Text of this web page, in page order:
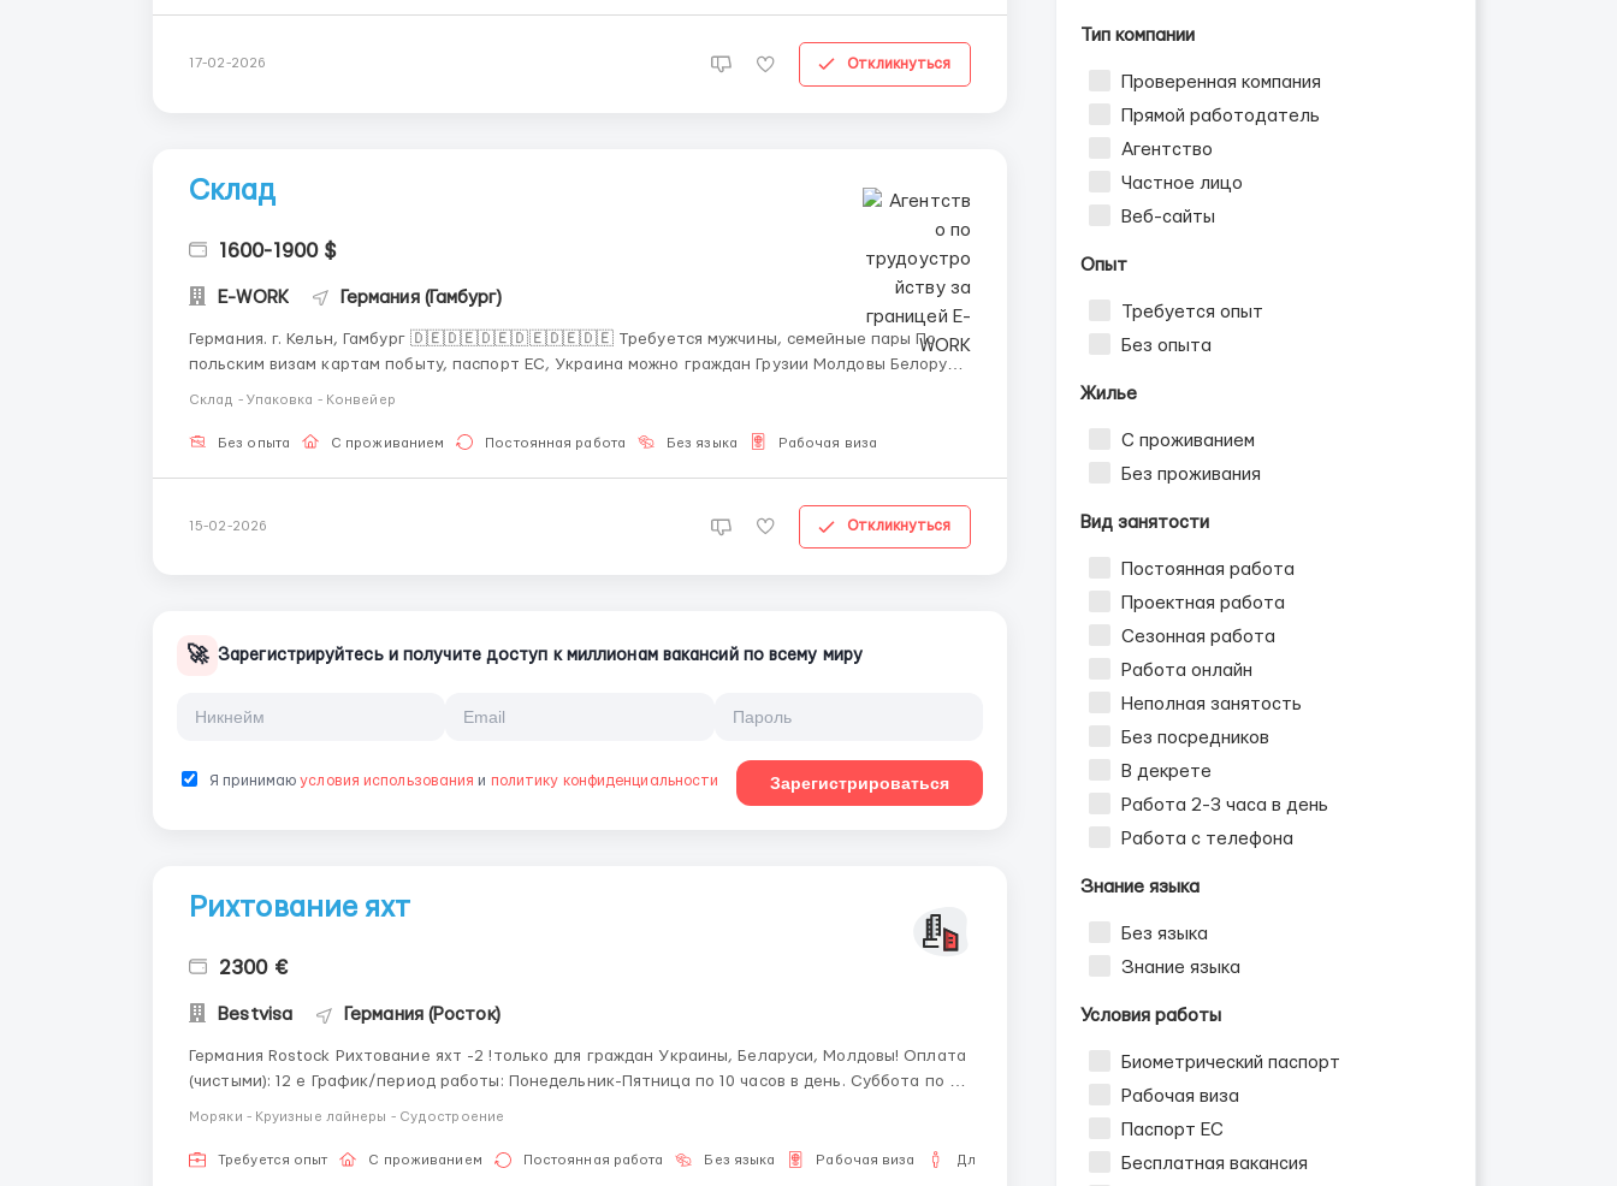
Тип компании
Проверенная компания
Прямой работодатель
Агентство
Частное лицо
Веб-сайты
Опыт
Требуется опыт
Без опыта
Жилье
С проживанием
Без проживания
Вид занятости
Постоянная работа
Проектная работа
Сезонная работа
Работа онлайн
Неполная занятость
Без посредников
В декрете
Работа 2-3 часа в день
Работа с телефона
Знание языка
Без языка
Знание языка
Условия работы
Биометрический паспорт
Рабочая виза
Паспорт ЕС
Бесплатная вакансия
17-02-2026 Откликнуться
Склад
1600-1900 $
E-WORK Германия (Гамбург)
Германия. г. Кельн, Гамбург 🇩🇪🇩🇪🇩🇪🇩🇪🇩🇪🇩🇪 Требуется мужчины, семейные пары По
польским визам картам побыту, паспорт ЕС, Украина можно граждан Грузии Молдовы Белоруси
Склад - Упаковка - Конвейер
Без опыта С проживанием Постоянная работа Без языка Рабочая виза
15-02-2026 Откликнуться
🚀 Зарегистрируйтесь и получите доступ к миллионам вакансий по всему миру
Я принимаюусловия использования и политику конфиденциальности Зарегистрироваться
Рихтование яхт
2300 €
Bestvisa Германия (Росток)
Германия Rostock Рихтование яхт -2 !только для граждан Украины, Беларуси, Молдовы! Оплата
(чистыми): 12 е График/период работы: Понедельник-Пятница по 10 часов в день. Суббота по 6
Моряки - Круизные лайнеры - Судостроение
Требуется опыт С проживанием Постоянная работа Без языка Рабочая виза Для мужчин